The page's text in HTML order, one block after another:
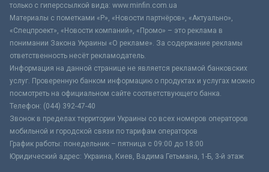
только с гиперссылкой вида: www.minfin.com.ua
Материалы с пометками «Р», «Новости партнёров», «Актуально»,
«Спецпроект», «Новости компаний», «Промо» – это реклама в
понимании Закона Украины «О рекламе». За содержание рекламы
ответственность несёт рекламодатель.
Информация на данной странице не является рекламой банковских
услуг. Проверенную банком информацию о продуктах и услугах можно
посмотреть на официальном сайте соответствующего банка.
Телефон: (044) 392-47-40
Звонок в пределах территории Украины со всех номеров операторов
мобильной и городской связи по тарифам операторов
График работы: понедельник – пятница с 09:00 до 18:00
Юридический адрес: Украина, Киев, Вадима Гетьмана, 1-Б, 3-й этаж